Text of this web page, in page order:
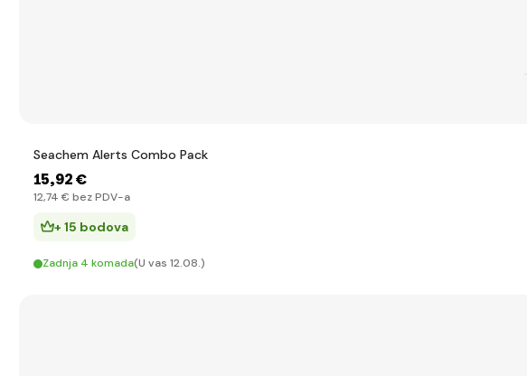
Seachem Alerts Combo Pack
15,92 €
12,74 € bez PDV-a
+ 15 bodova
Zadnja 4 komada(U vas 12.08.)